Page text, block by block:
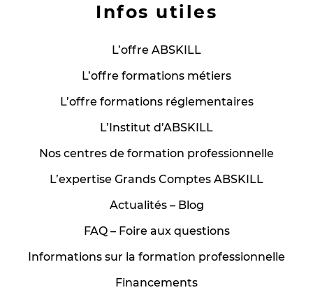
Infos utiles
L’offre ABSKILL
L’offre formations métiers
L’offre formations réglementaires
L’Institut d’ABSKILL
Nos centres de formation professionnelle
L’expertise Grands Comptes ABSKILL
Actualités – Blog
FAQ – Foire aux questions
Informations sur la formation professionnelle
Financements